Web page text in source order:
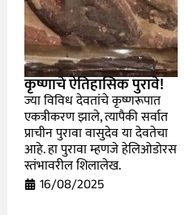
कृष्णाचे ऐतिहासिक पुरावे!
ज्या विविध देवतांचे कृष्णरूपात
एकत्रीकरण झाले, त्यापैकी सर्वात
प्राचीन पुरावा वासुदेव या देवतेचा
आहे. हा पुरावा म्हणजे हेलिओडोरस
स्तंभावरील शिलालेख.
16/08/2025